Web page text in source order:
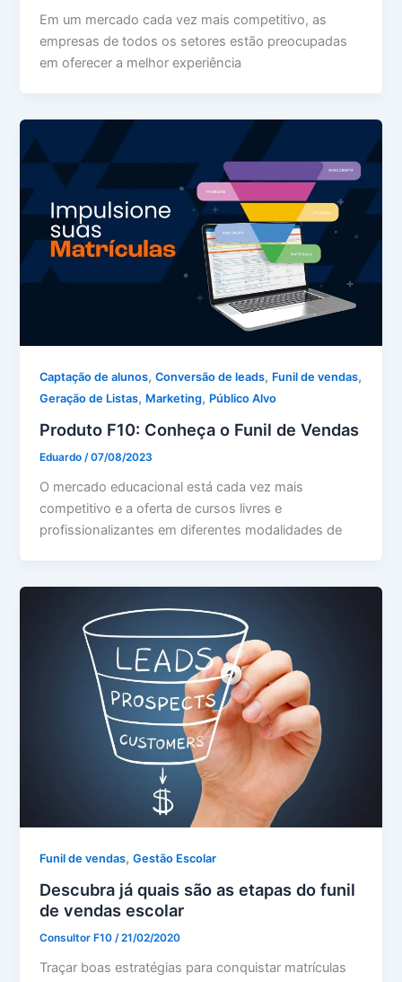
Em um mercado cada vez mais competitivo, as
empresas de todos os setores estão preocupadas
em oferecer a melhor experiência
Captação de alunos,Conversão de leads, Funil de vendas,
Geração de Listas, Marketing, Público Alvo
Produto F10: Conheça o Funil de Vendas
Eduardo /07/08/2023
O mercado educacional está cada vez mais
competitivo e a oferta de cursos livres e
profissionalizantes em diferentes modalidades de
Funil de vendas,Gestão Escolar
Descubra já quais são as etapas do funil
de vendas escolar
Consultor F10/21/02/2020
Traçar boas estratégias para conquistar matrículas